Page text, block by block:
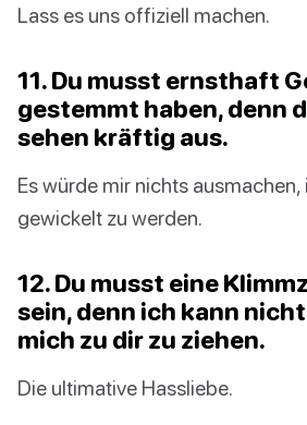
Lass es uns offiziell machen.
11. Du musst ernsthaft
gestemmt haben, denn
sehen kräftig aus.
Es würde mir nichts
gewickelt zu werden.
12. Du musst eine
sein, denn ich kann
mich zu dir zu ziehen.
Die ultimative Hassliebe.